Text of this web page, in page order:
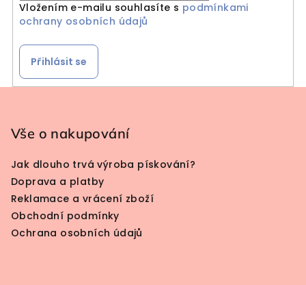
Vložením e-mailu souhlasíte s podmínkami
ochrany osobních údajů
Přihlásit se
Vše o nakupování
Jak dlouho trvá výroba pískování?
Doprava a platby
Reklamace a vrácení zboží
Obchodní podmínky
Ochrana osobních údajů